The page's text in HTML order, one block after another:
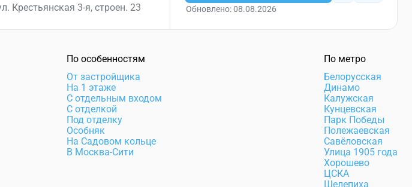
Крестьянская 3-я, строен. 23 Обновлено: 08.08.2026
По особенностям
От застройщика
На 1 этаже
С отдельным входом
С отделкой
Под отделку
Особняк
На Садовом кольце
В Москва-Сити
По метро
Белорусская
Динамо
Калужская
Кунцевская
Парк Победы
Полежаевская
Савёловская
Улица 1905 года
Хорошево
ЦСКА
Шелепиха